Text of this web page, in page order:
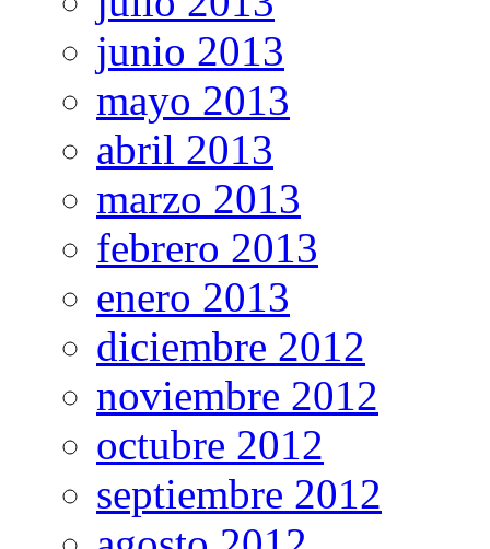
junio 2013
mayo 2013
abril 2013
marzo 2013
febrero 2013
enero 2013
diciembre 2012
noviembre 2012
octubre 2012
septiembre 2012